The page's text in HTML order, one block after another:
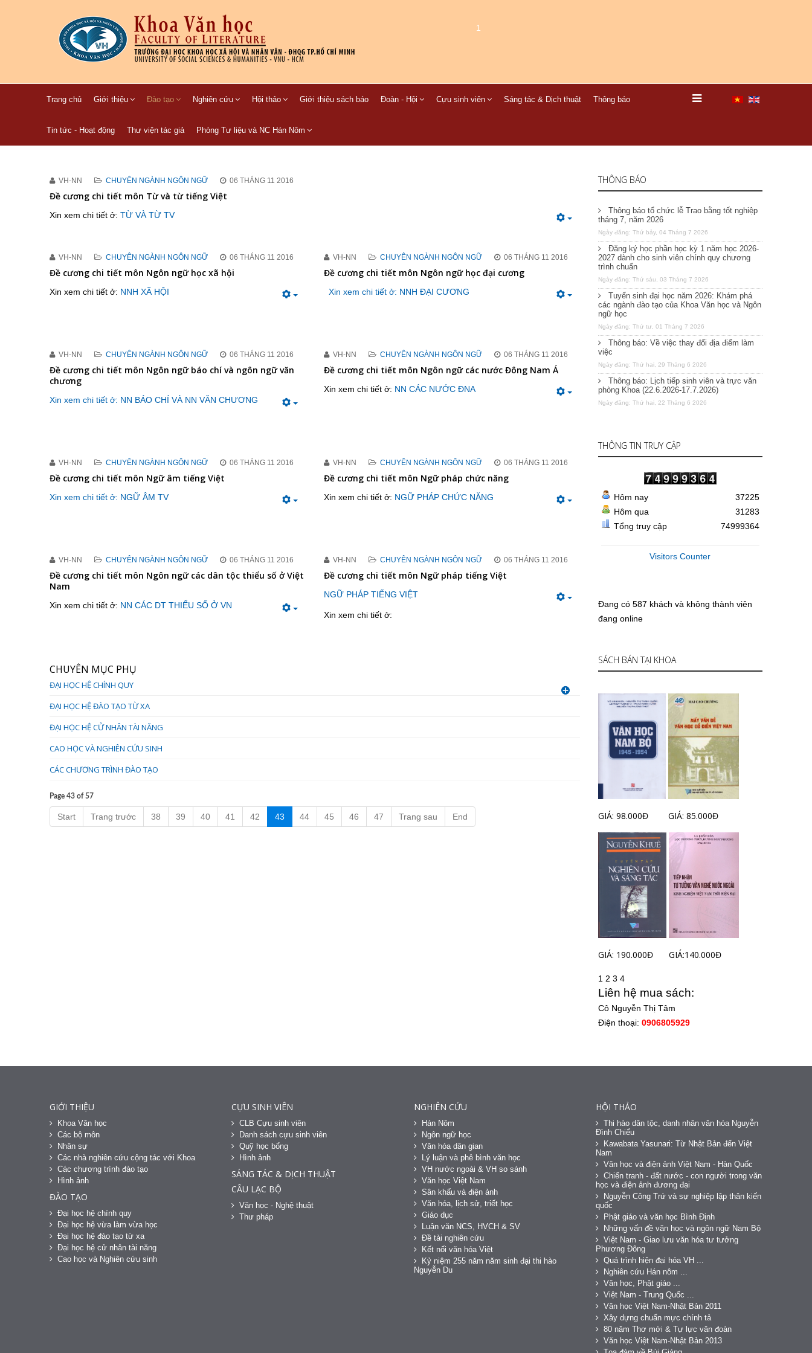
1
Trang chủ Giới thiệu Đào tạo Nghiên cứu Hội thảo Giới thiệu sách báo Đoàn - Hội Cựu sinh viên Sáng tác & Dịch thuật Thông báo
Tin tức - Hoạt động Thư viện tác giả Phòng Tư liệu và NC Hán Nôm
VH-NN CHUYÊN NGÀNH NGÔN NGỮ 06 THÁNG 11 2016
Đề cương chi tiết môn Từ và từ tiếng Việt
Xin xem chi tiết ở: TỪ VÀ TỪ TV
VH-NN CHUYÊN NGÀNH NGÔN NGỮ 06 THÁNG 11 2016
Đề cương chi tiết môn Ngôn ngữ học xã hội
Xin xem chi tiết ở: NNH XÃ HỘI
VH-NN CHUYÊN NGÀNH NGÔN NGỮ 06 THÁNG 11 2016
Đề cương chi tiết môn Ngôn ngữ học đại cương
Xin xem chi tiết ở: NNH ĐẠI CƯƠNG
VH-NN CHUYÊN NGÀNH NGÔN NGỮ 06 THÁNG 11 2016
Đề cương chi tiết môn Ngôn ngữ báo chí và ngôn ngữ văn
chương
Xin xem chi tiết ở: NN BÁO CHÍ VÀ NN VĂN CHƯƠNG
VH-NN CHUYÊN NGÀNH NGÔN NGỮ 06 THÁNG 11 2016
Đề cương chi tiết môn Ngôn ngữ các nước Đông Nam Á
Xin xem chi tiết ở: NN CÁC NƯỚC ĐNA
VH-NN CHUYÊN NGÀNH NGÔN NGỮ 06 THÁNG 11 2016
Đề cương chi tiết môn Ngữ âm tiếng Việt
Xin xem chi tiết ở: NGỮ ÂM TV
VH-NN CHUYÊN NGÀNH NGÔN NGỮ 06 THÁNG 11 2016
Đề cương chi tiết môn Ngữ pháp chức năng
Xin xem chi tiết ở: NGỮ PHÁP CHỨC NĂNG
VH-NN CHUYÊN NGÀNH NGÔN NGỮ 06 THÁNG 11 2016
Đề cương chi tiết môn Ngôn ngữ các dân tộc thiểu số ở Việt
Nam
Xin xem chi tiết ở: NN CÁC DT THIỂU SỐ Ở VN
VH-NN CHUYÊN NGÀNH NGÔN NGỮ 06 THÁNG 11 2016
Đề cương chi tiết môn Ngữ pháp tiếng Việt
NGỮ PHÁP TIẾNG VIỆT
Xin xem chi tiết ở:
CHUYÊN MỤC PHỤ
ĐẠI HỌC HỆ CHÍNH QUY
ĐẠI HỌC HỆ ĐÀO TẠO TỪ XA
ĐẠI HỌC HỆ CỬ NHÂN TÀI NĂNG
CAO HỌC VÀ NGHIÊN CỨU SINH
CÁC CHƯƠNG TRÌNH ĐÀO TẠO
Page 43 of 57
Start Trang trước 38 39 40 41 42 43 44 45 46 47 Trang sau End
THÔNG BÁO
Thông báo tổ chức lễ Trao bằng tốt nghiệp
tháng 7, năm 2026
Ngày đăng: Thứ bảy, 04 Tháng 7 2026
Đăng ký học phần học kỳ 1 năm học 2026-
2027 dành cho sinh viên chính quy chương
trình chuẩn
Ngày đăng: Thứ sáu, 03 Tháng 7 2026
Tuyển sinh đại học năm 2026: Khám phá
các ngành đào tạo của Khoa Văn học và Ngôn
ngữ học
Ngày đăng: Thứ tư, 01 Tháng 7 2026
Thông báo: Về việc thay đổi địa điểm làm
việc
Ngày đăng: Thứ hai, 29 Tháng 6 2026
Thông báo: Lịch tiếp sinh viên và trực văn
phòng Khoa (22.6.2026-17.7.2026)
Ngày đăng: Thứ hai, 22 Tháng 6 2026
THÔNG TIN TRUY CẬP
Hôm nay
Hôm qua
Tổng truy cập
37225
31283
74999364
Visitors Counter
Đang có 587 khách và không thành viên
đang online
SÁCH BÁN TẠI KHOA
GIÁ: 98.000Đ GIÁ: 85.000Đ
GIÁ: 190.000Đ GIÁ:140.000Đ
1 2 3 4
Liên hệ mua sách:
Cô Nguyễn Thị Tâm
Điện thoại: 0906805929
GIỚI THIỆU
Khoa Văn học
Các bộ môn
Nhân sự
Các nhà nghiên cứu cộng tác với Khoa
Các chương trình đào tạo
Hình ảnh
ĐÀO TẠO
Đại học hệ chính quy
Đại học hệ vừa làm vừa học
Đại học hệ đào tạo từ xa
Đại học hệ cử nhân tài năng
Cao học và Nghiên cứu sinh
CỰU SINH VIÊN
CLB Cựu sinh viên
Danh sách cựu sinh viên
Quỹ học bổng
Hình ảnh
SÁNG TÁC & DỊCH THUẬT
CÂU LẠC BỘ
Văn học - Nghệ thuật
Thư pháp
NGHIÊN CỨU
Hán Nôm
Ngôn ngữ học
Văn hóa dân gian
Lý luận và phê bình văn học
VH nước ngoài & VH so sánh
Văn học Việt Nam
Sân khấu và điện ảnh
Văn hóa, lịch sử, triết học
Giáo dục
Luận văn NCS, HVCH & SV
Đề tài nghiên cứu
Kết nối văn hóa Việt
Kỷ niệm 255 năm năm sinh đại thi hào
Nguyễn Du
HỘI THẢO
Thi hào dân tộc, danh nhân văn hóa Nguyễn
Đình Chiểu
Kawabata Yasunari: Từ Nhật Bản đến Việt
Nam
Văn học và điện ảnh Việt Nam - Hàn Quốc
Chiến tranh - đất nước - con người trong văn
học và điện ảnh đương đại
Nguyễn Công Trứ và sự nghiệp lập thân kiến
quốc
Phật giáo và văn học Bình Định
Những vấn đề văn học và ngôn ngữ Nam Bộ
Việt Nam - Giao lưu văn hóa tư tưởng
Phương Đông
Quá trình hiện đại hóa VH ...
Nghiên cứu Hán nôm ...
Văn học, Phật giáo ...
Việt Nam - Trung Quốc ...
Văn học Việt Nam-Nhật Bản 2011
Xây dựng chuẩn mực chính tả
80 năm Thơ mới & Tự lực văn đoàn
Văn học Việt Nam-Nhật Bản 2013